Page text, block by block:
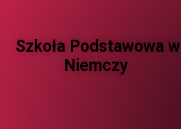
Szkoła Podstawowa w
Niemczy ​